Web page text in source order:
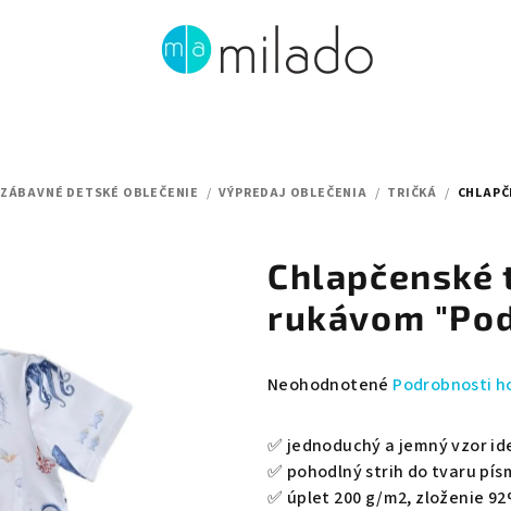
ZÁBAVNÉ DETSKÉ OBLEČENIE / VÝPREDAJ OBLEČENIA / TRIČKÁ /
rukávom
Priemerné
produktu
je
0,0
Neohodnotené Podrobnosti
✅ jednoduchý a jemný vzor
✅ pohodlný strih do tvaru
✅ úplet 200 g/m2, zloženie